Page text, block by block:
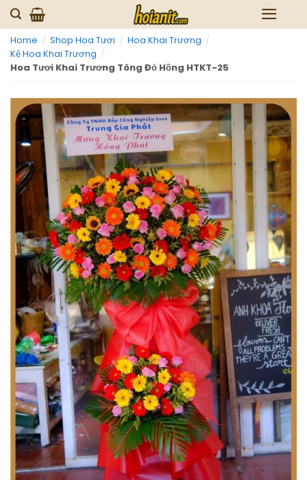
Skip
to
content
Home / Shop Hoa Tươi / Hoa Khai Trương /
Kệ Hoa Khai Trương /
Hoa Tươi Khai Trương Tông Đỏ Hồng HTKT-25